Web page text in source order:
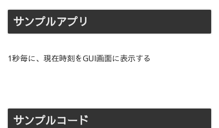
サンプルアプリ
1秒毎に、現在時刻をGUI画面に表示する
サンプルコード